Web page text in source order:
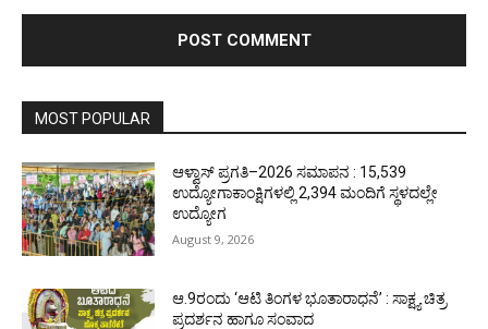
MOST POPULAR
ಆಳ್ವಾಸ್ ಪ್ರಗತಿ–2026 ಸಮಾಪನ : 15,539
ಉದ್ಯೋಗಾಕಾಂಕ್ಷಿಗಳಲ್ಲಿ 2,394 ಮಂದಿಗೆ ಸ್ಥಳದಲ್ಲೇ
ಉದ್ಯೋಗ
August 9, 2026
ಆ.9ರಂದು ‘ಆಟಿ ತಿಂಗಳ ಭೂತಾರಾಧನೆ’ : ಸಾಕ್ಷ್ಯ ಚಿತ್ರ
ಪ್ರದರ್ಶನ ಹಾಗೂ ಸಂವಾದ